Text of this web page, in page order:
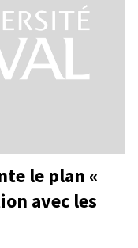
le plan «
avec les